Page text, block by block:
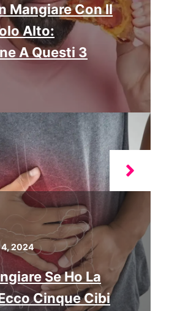
Mangiare Con Il
Alto:
A Questi 3
4, 2024
Se Ho La
Cinque Cibi